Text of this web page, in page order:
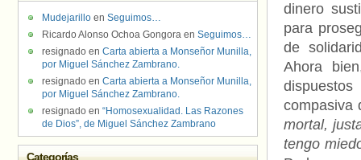
dinero
para
de
Ahora
compasiva
mortal,
tengo
Mudejarillo en Seguimos…
Ricardo Alonso Ochoa Gongora en Seguimos…
resignado en Carta abierta a Monseñor Munilla,
por Miguel Sánchez Zambrano.
resignado en Carta abierta a Monseñor Munilla,
por Miguel Sánchez Zambrano.
resignado en “Homosexualidad. Las Razones
de Dios”, de Miguel Sánchez Zambrano
Categorías